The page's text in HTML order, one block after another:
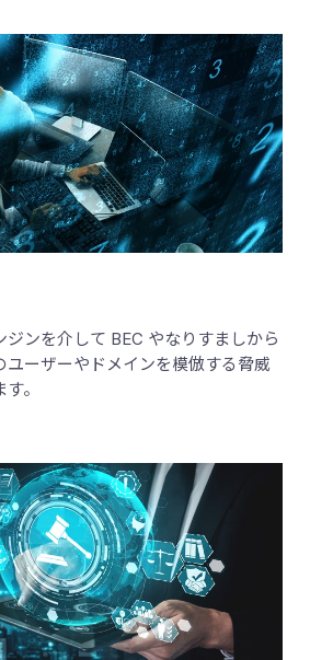
ジンを介して BEC やなりすましから
ユーザーやドメインを模倣する脅威
。